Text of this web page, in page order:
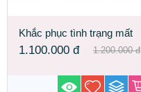
Khắc phục tình trạng mất
ngủ, giấc ngủ đến chậm
Spray Melatonine
1.100.000 đ 1.200.000 đ